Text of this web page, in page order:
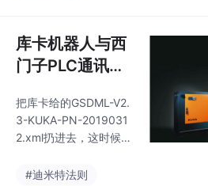
管理系统，
动、参数化模型与耦合
场数据自动传递，实现
从炉温曲线到焊点疲劳
著缩短迭代周期（由 3-
4 周降至 2-3 天）。本
框架将“回流焊-温度循
同一数据链路，通过模
库卡机器人与西
门子PLC通讯案
资料与实用手册
把库卡给的GSDML-V2.
3-KUKA-PN-2019031
2.xml扔进去，这时候设
A机器人选项了。用Wir
#迪米特法则